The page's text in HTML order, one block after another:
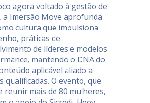
agora voltado à gestão de
a Imersão Move aprofunda
cultura que impulsiona
práticas de
de líderes e modelos
mantendo o DNA do
aplicável aliado a
qualificadas. O evento, que
reunir mais de 80 mulheres,